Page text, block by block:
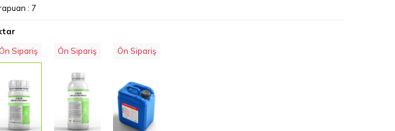
: 7
Ön Sipariş
Ön Sipariş Ön Sipariş